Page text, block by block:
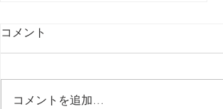
最後の日記です
コメント
コメントを追加…